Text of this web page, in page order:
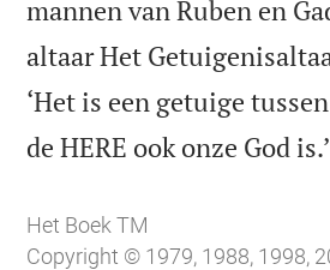
mannen van Ruben en
altaar Het
‘Het is een getuige
de HERE ook onze God is.’
Het Boek TM
Copyright © 1979, 1988, 1998,